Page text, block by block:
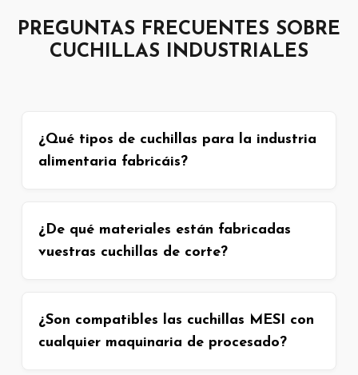
PREGUNTAS FRECUENTES SOBRE
CUCHILLAS INDUSTRIALES
¿Qué tipos de cuchillas para la industria
alimentaria fabricáis?
¿De qué materiales están fabricadas
vuestras cuchillas de corte?
¿Son compatibles las cuchillas MESI con
cualquier maquinaria de procesado?